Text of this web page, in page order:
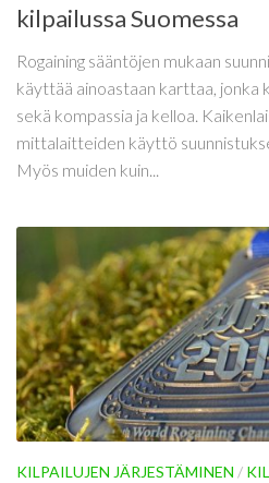
kilpailussa Suomessa
Rogaining sääntöjen mukaan
käyttää ainoastaan karttaa, jonka
sekä kompassia ja kelloa.
mittalaitteiden käyttö
Myös muiden kuin...
KILPAILUJEN JÄRJESTÄMINEN /